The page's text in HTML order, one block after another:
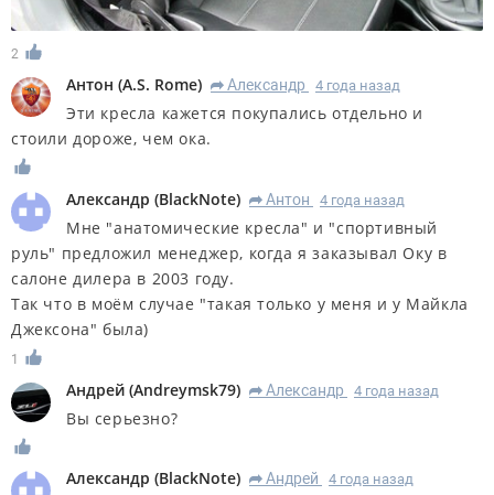
2
Антон (A.S. Rome) R Александр 4 года назад
Эти кресла кажется покупались отдельно и
стоили дороже, чем ока.
Александр (BlackNote) R Антон 4 года назад
Мне "анатомические кресла" и "спортивный
руль" предложил менеджер, когда я заказывал Оку в
салоне дилера в 2003 году.
Так что в моём случае "такая только у меня и у Майкла
Джексона" была)
1
Андрей (Andreymsk79) R Александр 4 года назад
Вы серьезно?
Александр (BlackNote) R Андрей 4 года назад